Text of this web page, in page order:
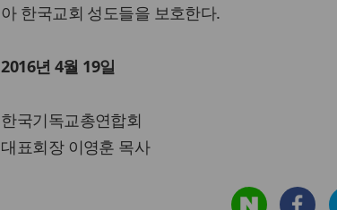
아 한국교회 성도들을 보호한다.
2016년 4월 19일
한국기독교총연합회
대표회장 이영훈 목사